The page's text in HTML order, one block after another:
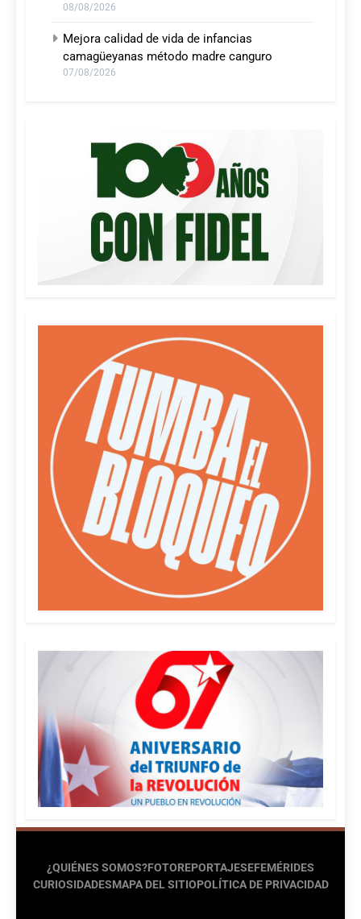
08/08/2026
Mejora calidad de vida de infancias
camagüeyanas método madre canguro
07/08/2026
¿QUIÉNES SOMOS?FOTOREPORTAJESEFEMÉRIDES
CURIOSIDADESMAPA DEL SITIOPOLÍTICA DE PRIVACIDAD